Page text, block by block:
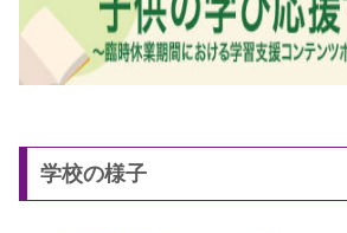
学校の様子